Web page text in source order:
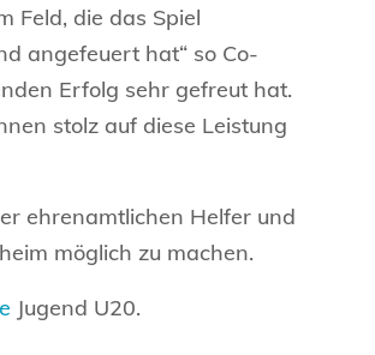
Feld, die das Spiel
angefeuert hat“ so Co-
Erfolg sehr gefreut hat.
stolz auf diese Leistung
ehrenamtlichen Helfer und
möglich zu machen.
Jugend U20.